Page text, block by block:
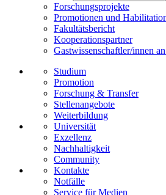
Forschungsprojekte
Promotionen und
Fakultätsbericht
Kooperationspartner
Gastwissenschaftler/innen
Studium
Promotion
Forschung & Transfer
Stellenangebote
Weiterbildung
Universität
Exzellenz
Nachhaltigkeit
Community
Kontakte
Notfälle
Service für Medien